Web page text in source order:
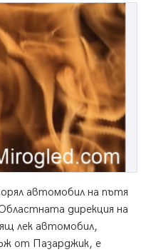
автомобил на пътя
дирекция на
лек автомобил,
от Пазарджик, е